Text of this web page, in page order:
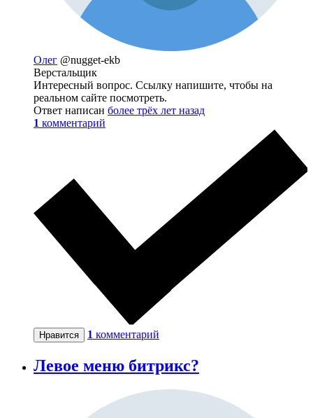
Олег @nugget-ekb
Верстальщик
Интересный вопрос. Ссылку напишите, чтобы на
реальном сайте посмотреть.
Ответ написан более трёх лет назад
1 комментарий
Нравится 1 комментарий
Левое меню битрикс?